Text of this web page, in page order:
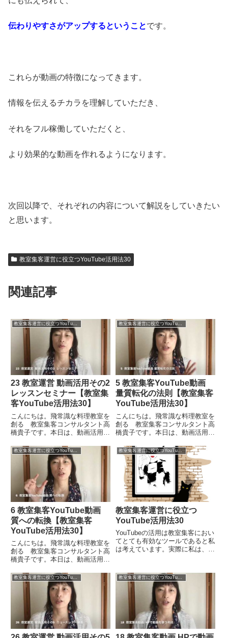
伝わりやすさがアップするということです。
これらが動画の特徴になってきます。
情報を伝えるチカラを理解していただき、
それをフル稼働していただくと、
より効果的な動画を作れるようになります。
次回以降で、それぞれの内容について解説をしていきたい
と思います。
教室集客運営に役立つYouTube活用法30
関連記事
23 教室運営 動画活用その2
レッスンセミナー【教室集
客YouTube活用法30】
こんにちは。飛常識な料理教室を
創る 教室集客コンサルタント高
橋貴子です。本日は、動画活用そ
動画活用その２ レッスンセミナ
ーに使う」ということについてお
話をしたいと思います。レッスン
やセミナーには動画が非常に効
5 教室集客YouTube動画
量質転化の法則【教室集客
YouTube活用法30】
こんにちは。飛常識な料理教室を
創る 教室集客コンサルタント高
橋貴子です。本日は、動画活用そ
Tube動画 量質転化の法則」につ
いてお伝えしたいと思います。量
質転化とはどういうことかという
と、質を高めるためには...
教室集客運営に役立つYouTube活用法30
6 教室集客YouTube動画
質への転換【教室集客
YouTube活用法30】
こんにちは。飛常識な料理教室を
創る 教室集客コンサルタント高
橋貴子です。本日は、動画活用そ
YouTube動画 質への転換」とい
うことについてお話をしたいと思
います。教室集客の動画につい
て、まず最初は量から作ってい
教室集客運営に役立つYouTube活用法30
教室集客運営に役立つ
YouTube活用法30
YouTubeの活用は教室集客におい
てとても有効なツールであると私
は考えています。実際に私は、
つを持っていて動画の本数は２０
００本を越えています。その実際
に自分がやってみた経験...
教室集客運営に役立つYouTube活用法30 教室集客運営に役立つYouTube活用法30